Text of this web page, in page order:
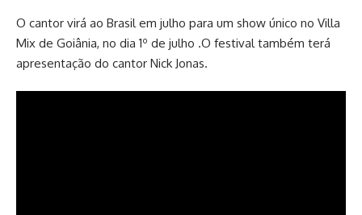
O cantor virá ao Brasil em julho para um show único no Villa
Mix de Goiânia, no dia 1º de julho .O festival também terá
apresentação do cantor Nick Jonas.